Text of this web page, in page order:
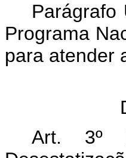
Parágrafo
Programa
para atender
Art. 3º